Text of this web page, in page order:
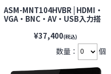
ASM-MNT104HVBR | HDMI・
VGA・BNC・AV・USB入力搭
モニター【VESA75】【防犯カ
メラ】【監視カメラ】【セキ
ュリティーカメラ】
¥37,400(税込)
数量： 個